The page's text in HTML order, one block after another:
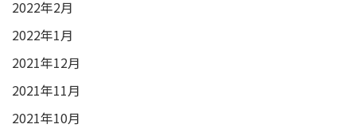
2022年2月
2022年1月
2021年12月
2021年11月
2021年10月